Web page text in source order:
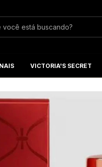
VICTORIA'S SECRET